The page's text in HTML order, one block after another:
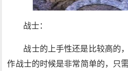
战士：
战士的上手性还是比较高的
作战士的时候是非常简单的，只